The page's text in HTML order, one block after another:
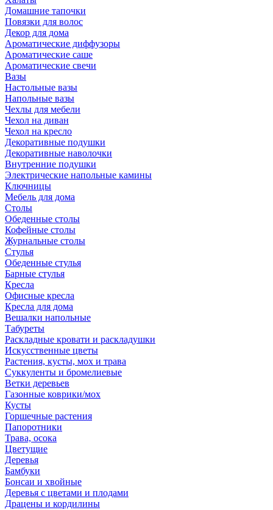
Домашние тапочки
Повязки для волос
Декор для дома
Ароматические диффузоры
Ароматические саше
Ароматические свечи
Вазы
Настольные вазы
Напольные вазы
Чехлы для мебели
Чехол на диван
Чехол на кресло
Декоративные подушки
Декоративные наволочки
Внутренние подушки
Электрические напольные камины
Ключницы
Мебель для дома
Столы
Обеденные столы
Кофейные столы
Журнальные столы
Стулья
Обеденные стулья
Барные стулья
Кресла
Офисные кресла
Кресла для дома
Вешалки напольные
Табуреты
Раскладные кровати и раскладушки
Искусственные цветы
Растения, кусты, мох и трава
Суккуленты и бромелиевые
Ветки деревьев
Газонные коврики/мох
Кусты
Горшечные растения
Папоротники
Трава, осока
Цветущие
Деревья
Бамбуки
Бонсаи и хвойные
Деревья с цветами и плодами
Драцены и кордилины